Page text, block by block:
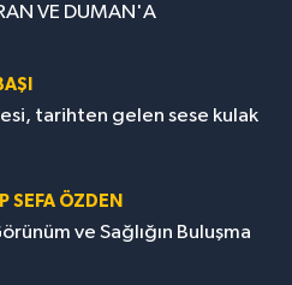
VE DUMAN'A
tarihten gelen sese kulak
SEFA ÖZDEN
ve Sağlığın Buluşma